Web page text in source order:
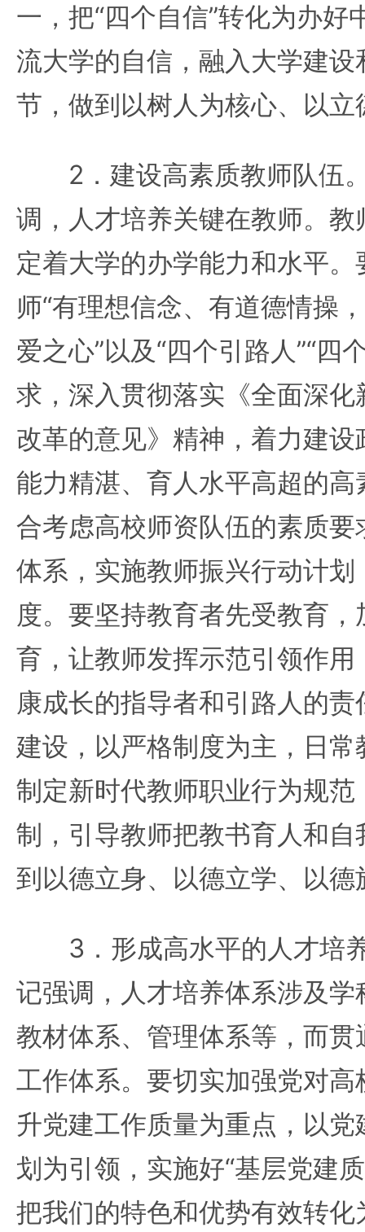
一，把“四个自信”转化为办好
流大学的自信，融入大学建
节，做到以树人为核心、以立
2．建设高素质教师队伍
调，人才培养关键在教师。
定着大学的办学能力和水平
师“有理想信念、有道德情操
爱之心”以及“四个引路人”“四
求，深入贯彻落实《全面深
改革的意见》精神，着力建
能力精湛、育人水平高超的
合考虑高校师资队伍的素质
体系，实施教师振兴行动计
度。要坚持教育者先受教育
育，让教师发挥示范引领作
康成长的指导者和引路人的
建设，以严格制度为主，日
制定新时代教师职业行为规
制，引导教师把教书育人和
到以德立身、以德立学、以德
3．形成高水平的人才培
记强调，人才培养体系涉及
教材体系、管理体系等，而
工作体系。要切实加强党对
升党建工作质量为重点，以党
划为引领，实施好“基层党建
把我们的特色和优势有效转